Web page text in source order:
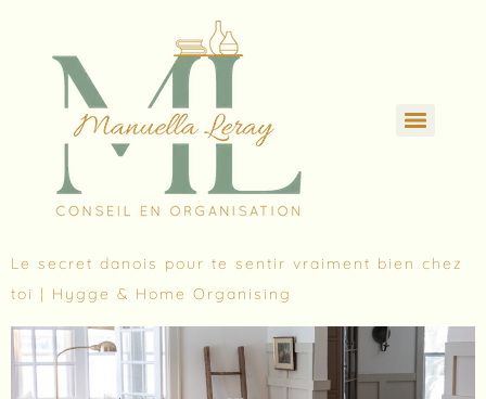
Le secret danois pour te sentir vraiment bien chez
toi | Hygge & Home Organising